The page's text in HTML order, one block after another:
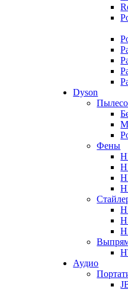
Dyson
Фены
Аудио